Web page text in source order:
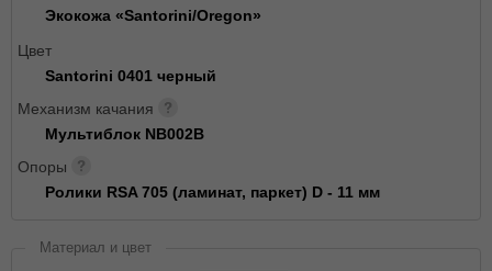
Экокожа «Santorini/Oregon»
Цвет
Santorini 0401 черный
Механизм качания
Мультиблок NB002B
Опоры
Ролики RSA 705 (ламинат, паркет) D - 11 мм
Материал и цвет